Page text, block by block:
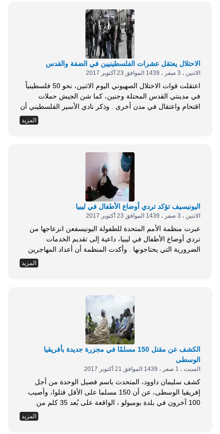
الاحتلال يعتقل عشرات الفلسطينيين في الضفة والقدس
الاثنين ، 3 صفر ، 1439 الموافق 23 أكتوبر 2017
اعتقلت قوات الاحتلال الصهيوني اليوم الاثنين، نحو 50 فلسطينياً
في مدينتي القدس المحتلة وجنين، كما شن الجيش حملات
اقتحام واعتقال في مدن أخرى . وذكر نادي الأسير الفلسطيني أن
عشرات الآليات العسكرية اقتحمت بلدة العيساوية شرق القدس،
ترافقها طائرة عمودية وشرعت في حملة اقتحامات واعتقال
المزيد
اليونيسيف تؤكد تردي أوضاع الأطفال في ليبيا
الاثنين ، 3 صفر ، 1439 الموافق 23 أكتوبر 2017
عبرت منظمة الأمم المتحدة للطفولة اليونيسفعن انزعاجها من
تردي أوضاع الأطفال في ليبيا، داعية إلى تقديم الخدمات
الضرورية التي يحتاجونها . وأكدت المنظمة أن أعداد المهاجرين
الذين كانوا محتجزين في أماكن تابعة لمهربي البشر في صبراتة
تجاوز 14 ألف مهاجر، مبينةً أن هذه الأعداد فاقت إمكانيات مراكز
المزيد
الكشف عن مقتل 150 مسلمًا في مجزرة جديدة بأفريقيا
الوسطى
السبت ، 1 صفر ، 1439 الموافق 21 أكتوبر 2017
كشف سليمان داوود، المتحدث باسم فصيل الوحدة من أجل
إفريقيا الوسطى، عن أن 150 مسلما على الأقل قتلوا، وأصيب
100 آخرون في بلدة بومبولو ، الواقعة على بُعد 35 كلم من
مدينة ديمبي (جنوب شرق). والوحدة من أجل إفريقيا الوسطى،
فصيل منشق عما كان يعرف بتحالف سيليكا، والأخير ائتلاف
المزيد